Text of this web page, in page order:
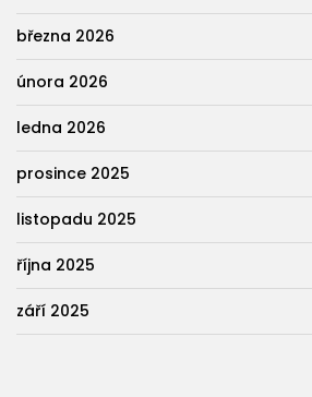
března 2026
února 2026
ledna 2026
prosince 2025
listopadu 2025
října 2025
září 2025